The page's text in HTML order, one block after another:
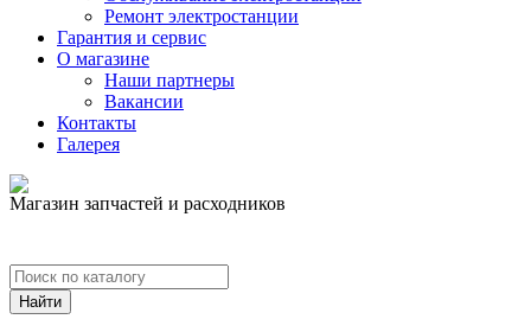
Ремонт электростанции
Гарантия и сервис
О магазине
Наши партнеры
Вакансии
Контакты
Галерея
Магазин запчастей и расходников